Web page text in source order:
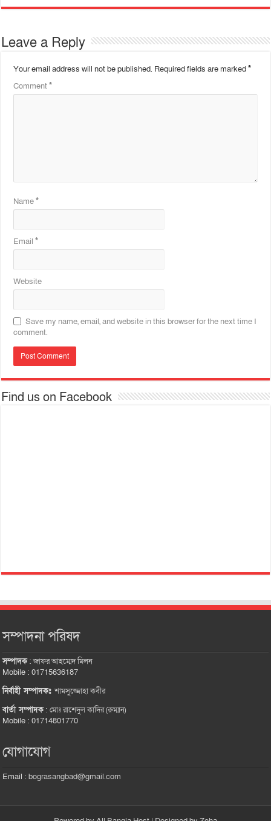
Leave a Reply
Your email address will not be published. Required fields are marked*
Comment*
Name*
Email*
Website
Save my name, email, and website in this browser for the next time I
comment.
Find us on Facebook
সম্পাদনা পরিষদ
সম্পাদক:জাফর আহম্মেদ মিলন
Mobile : 01715636187
নির্বাহী সম্পাদকঃশামসুজ্জোহা কবীর
বার্তা সম্পাদক:মোঃ রাশেদুল কাদির (রুম্মান)
Mobile : 01714801770
যোগাযোগ
Email :bograsangbad@gmail.com